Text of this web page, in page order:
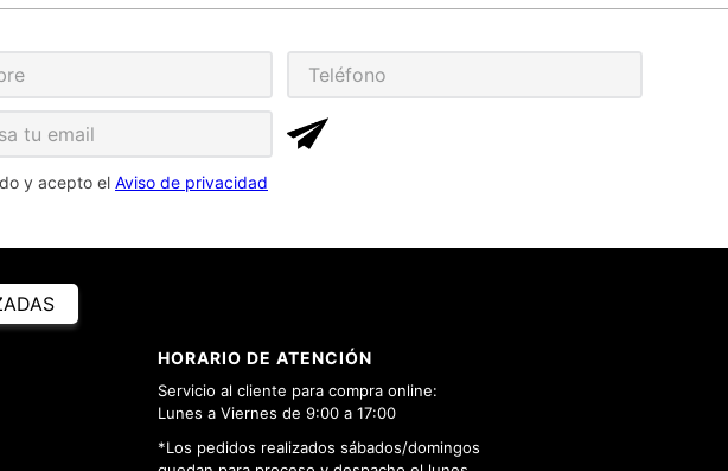
y acepto el Aviso de privacidad
HORARIO DE ATENCIÓN
Servicio al cliente para compra online:
Lunes a Viernes de 9:00 a 17:00
*Los pedidos realizados sábados/domingos